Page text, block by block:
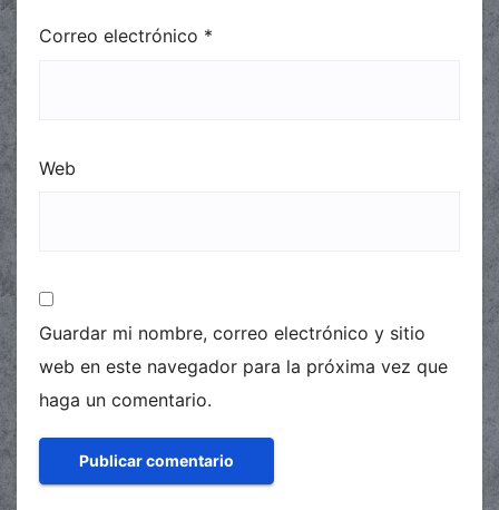
Correo electrónico *
Web
Guardar mi nombre, correo electrónico y sitio
web en este navegador para la próxima vez que
haga un comentario.